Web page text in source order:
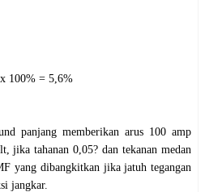
x 100% = 5,6%
panjang memberikan arus 100 amp
jika tahanan 0,05? dan tekanan medan
yang dibangkitkan jika jatuh tegangan
jangkar.